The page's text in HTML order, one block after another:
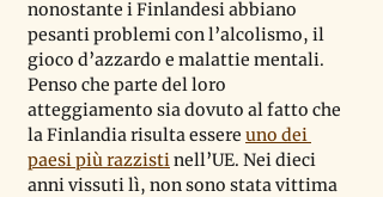
nonostante i Finlandesi abbiano
pesanti problemi con l’alcolismo, il
gioco d’azzardo e malattie mentali.
Penso che parte del loro
atteggiamento sia dovuto al fatto che
la Finlandia risulta essere uno dei
paesi più razzisti nell’UE. Nei dieci
anni vissuti lì, non sono stata vittima